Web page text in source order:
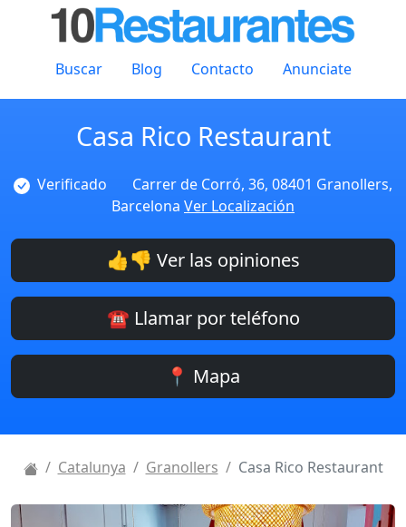
Buscar Blog Contacto Anunciate
Casa Rico Restaurant
Verificado
Carrer de Corró, 36, 08401 Granollers,
Barcelona Ver Localización
👍👎 Ver las opiniones
☎️ Llamar por teléfono
📍 Mapa
Catalunya Granollers Casa Rico Restaurant